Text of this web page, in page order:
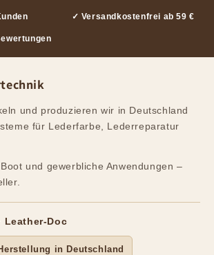
✓ Versandkostenfrei ab 59 €
und produzieren wir in Deutschland
für Lederfarbe, Lederreparatur
und gewerbliche Anwendungen –
Leather-Doc
in Deutschland